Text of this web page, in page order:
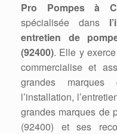
Pro Pompes à
spécialisée dans
entretien de
(92400). Elle y
commercialise et
grandes
l’installation,
grandes marques de
(92400) et ses